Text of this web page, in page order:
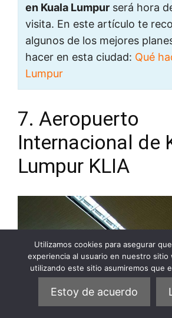
en Kuala Lumpur será hora
visita. En este artículo te
algunos de los mejores
hacer en esta ciudad: Qué
Lumpur
7. Aeropuerto
Internacional de
Lumpur KLIA
Utilizamos cookies para asegurar
experiencia al usuario en nuestro sitio
utilizando este sitio asumiremos que
Estoy de acuerdo